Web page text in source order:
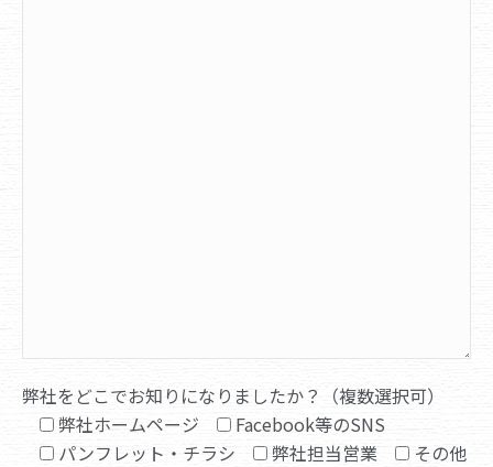
弊社をどこでお知りになりましたか？（複数選択可）
弊社ホームページ
Facebook等のSNS
パンフレット・チラシ
弊社担当営業
その他